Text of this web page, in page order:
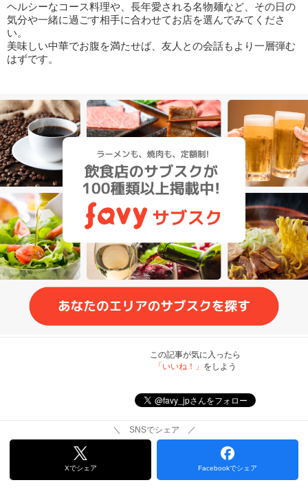
ヘルシーなコース料理や、長年愛される名物麺など、その日の
気分や一緒に過ごす相手に合わせてお店を選んでみてくださ
い。
美味しい中華でお腹を満たせば、友人との会話もより一層弾む
はずです。
この記事が気に入ったら
「いいね！」 をしよう
＼ SNSでシェア ／
Xでシェア Facebookでシェア